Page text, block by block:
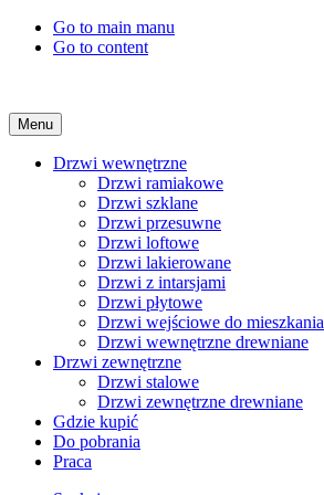
Go to main manu
Go to content
Menu
Drzwi wewnętrzne
Drzwi ramiakowe
Drzwi szklane
Drzwi przesuwne
Drzwi loftowe
Drzwi lakierowane
Drzwi z intarsjami
Drzwi płytowe
Drzwi wejściowe do mieszkania
Drzwi wewnętrzne drewniane
Drzwi zewnętrzne
Drzwi stalowe
Drzwi zewnętrzne drewniane
Gdzie kupić
Do pobrania
Praca